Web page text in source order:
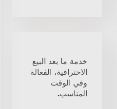
خدمة ما بعد البيع
الاحترافية، الفعالة
وفي الوقت
المناسب.